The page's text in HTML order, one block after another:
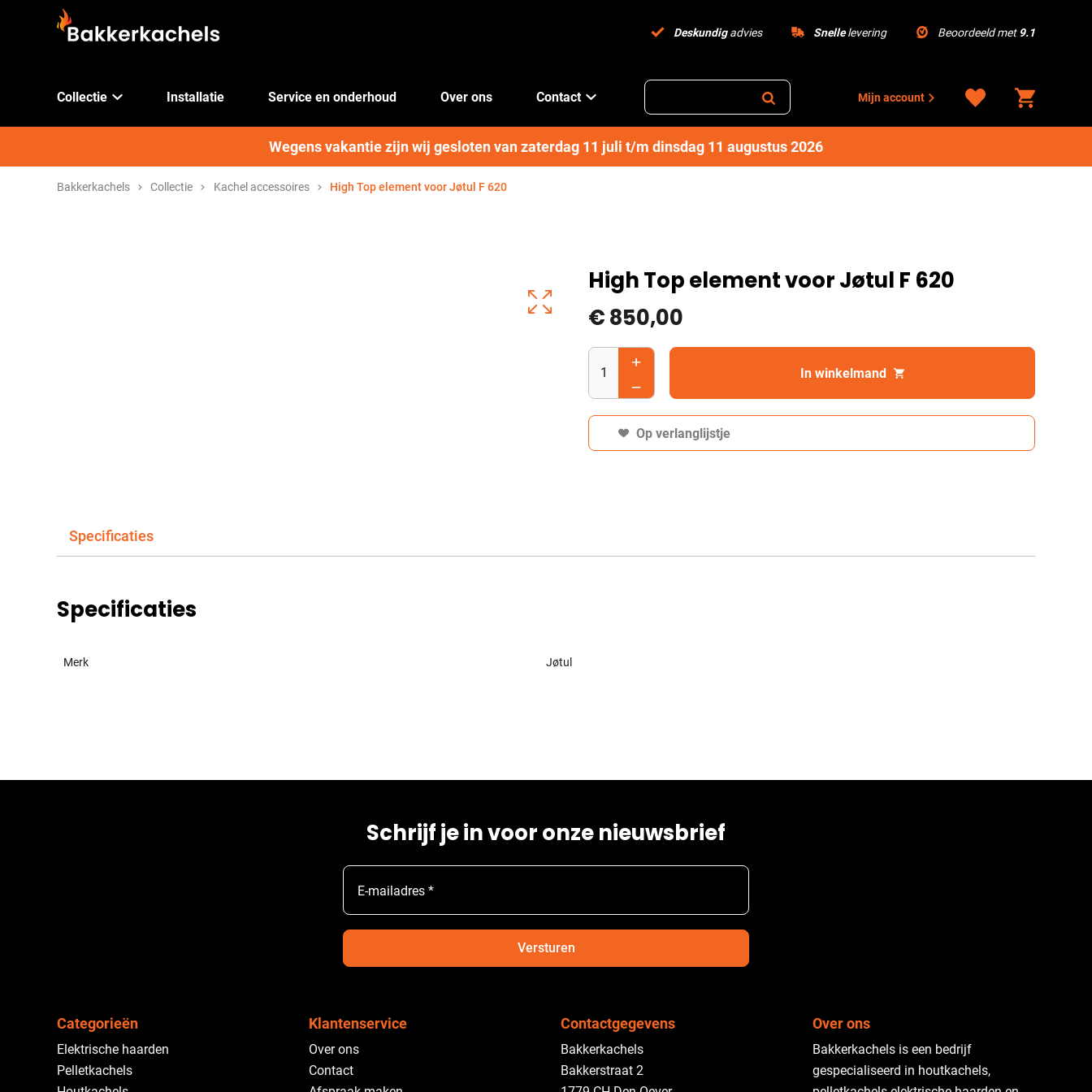
Deskundigadvies Snellelevering Beoordeeld met 9.1
Collectie Installatie Service en onderhoud Over ons Contact Mijn account
Wegens vakantie zijn wij gesloten van zaterdag 11 juli t/m dinsdag 11 augustus 2026
Bakkerkachels Collectie Kachel accessoires High Top element voor Jøtul F 620
High Top element voor Jøtul F 620
€850,00
In winkelmand
Op verlanglijstje
Specificaties
Specificaties
Merk Jøtul
Schrijf je in voor onze nieuwsbrief
E-mailadres *
Versturen
Categorieën
Elektrische haarden
Pelletkachels
Klantenservice
Over ons
Contact
Contactgegevens
Bakkerkachels
Bakkerstraat 2
Over ons
Bakkerkachels is een bedrijf
gespecialiseerd in houtkachels,